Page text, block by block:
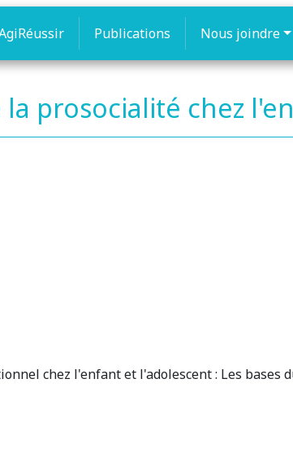
Publications Nous joindre
prosocialité chez
chez l'enfant et l'adolescent : Les bases